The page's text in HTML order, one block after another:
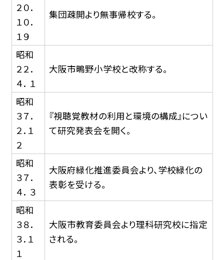
２０．
１０．
１９
集団疎開より無事帰校する。
昭和
２２．
４． １
大阪市鴫野小学校と改称する。
昭和
３７．
２．１
２
『視聴覚教材の利用と環境の構成』につい
て研究発表会を開く。
昭和
３７．
４． ３
大阪府緑化推進委員会より、学校緑化の
表彰を受ける。
昭和
３８．
３．１
１
大阪市教育委員会より理科研究校に指定
される。